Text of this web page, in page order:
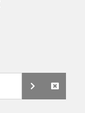
訂 取